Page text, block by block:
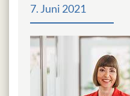
7. Juni 2021